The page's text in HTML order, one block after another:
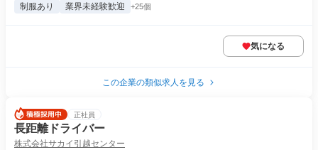
制服あり 業界未経験歓迎 +25個
気になる
この企業の類似求人を見る
正社員
長距離ドライバー
株式会社サカイ引越センター